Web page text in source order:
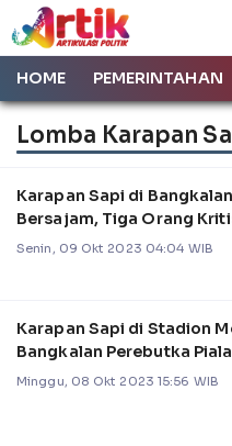
HOME PEMERINTAHAN
Lomba Karapan
Karapan Sapi di
Bersajam, Tiga Orang
Senin, 09 Okt 2023 04:04 WIB
Karapan Sapi di Stadion
Bangkalan Perebutka
Minggu, 08 Okt 2023 15:56 WIB